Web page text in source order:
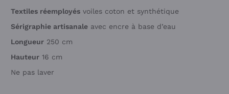
Textiles réemployés voiles coton et synthétique
Sérigraphie artisanale avec encre à base d’eau
Longueur 250 cm
Hauteur 16 cm
Ne pas laver